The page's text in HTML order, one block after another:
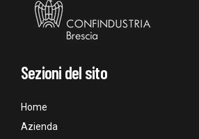
Sezioni del sito
Home
Azienda